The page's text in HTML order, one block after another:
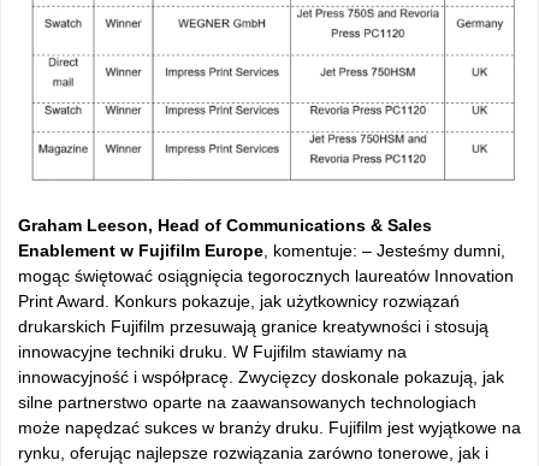
Graham Leeson, Head of Communications & Sales
Enablement w Fujifilm Europe , komentuje: – Jesteśmy dumni,
mogąc świętować osiągnięcia tegorocznych laureatów Innovation
Print Award. Konkurs pokazuje, jak użytkownicy rozwiązań
drukarskich Fujifilm przesuwają granice kreatywności i stosują
innowacyjne techniki druku. W Fujifilm stawiamy na
innowacyjność i współpracę. Zwycięzcy doskonale pokazują, jak
silne partnerstwo oparte na zaawansowanych technologiach
może napędzać sukces w branży druku. Fujifilm jest wyjątkowe na
rynku, oferując najlepsze rozwiązania zarówno tonerowe, jak i